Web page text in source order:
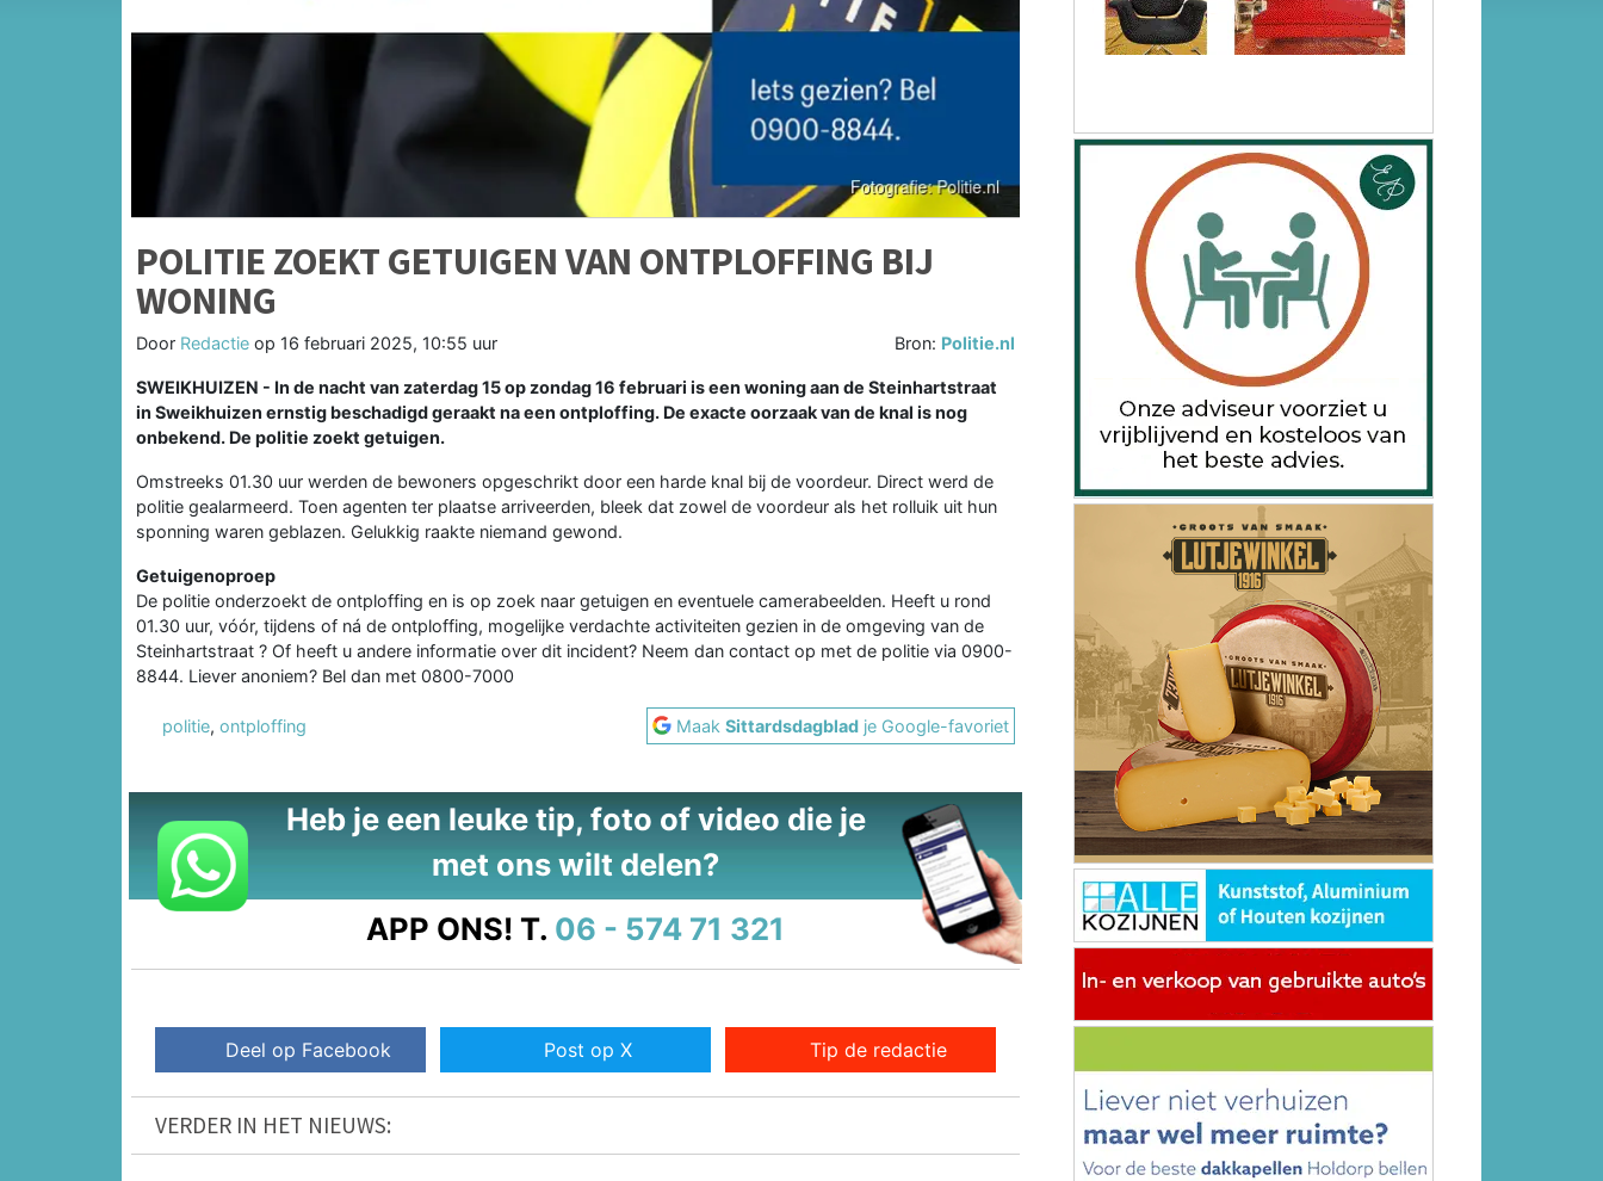
POLITIE ZOEKT GETUIGEN VAN ONTPLOFFING BIJ
WONING
Door Redactie op 16 februari 2025, 10:55 uur Bron: Politie.nl
SWEIKHUIZEN - In de nacht van zaterdag 15 op zondag 16 februari is een woning aan de Steinhartstraat
in Sweikhuizen ernstig beschadigd geraakt na een ontploffing. De exacte oorzaak van de knal is nog
onbekend. De politie zoekt getuigen.
Omstreeks 01.30 uur werden de bewoners opgeschrikt door een harde knal bij de voordeur. Direct werd de
politie gealarmeerd. Toen agenten ter plaatse arriveerden, bleek dat zowel de voordeur als het rolluik uit hun
sponning waren geblazen. Gelukkig raakte niemand gewond.
Getuigenoproep
De politie onderzoekt de ontploffing en is op zoek naar getuigen en eventuele camerabeelden. Heeft u rond
01.30 uur, vóór, tijdens of ná de ontploffing, mogelijke verdachte activiteiten gezien in de omgeving van de
Steinhartstraat ? Of heeft u andere informatie over dit incident? Neem dan contact op met de politie via 0900-
8844. Liever anoniem? Bel dan met 0800-7000
politie, ontploffing MaakSittardsdagblad je Google-favoriet
Heb je een leuke tip, foto of video die je
met ons wilt delen?
APP ONS! T. 06 - 574 71 321
Deel op Facebook Post op X Tip de redactie
VERDER IN HET NIEUWS: